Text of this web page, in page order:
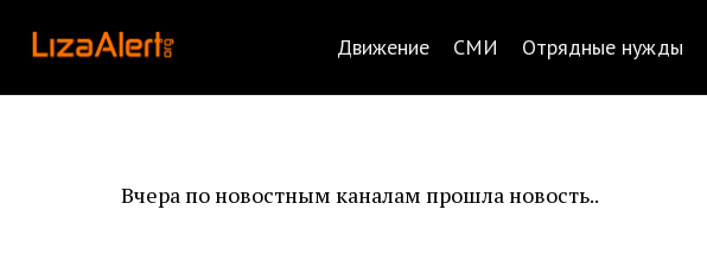
Движение СМИ Отрядные нужды
Вчера по новостным каналам прошла новость..